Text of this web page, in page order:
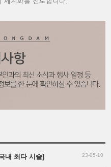
내 최다 시술] 23-05-10